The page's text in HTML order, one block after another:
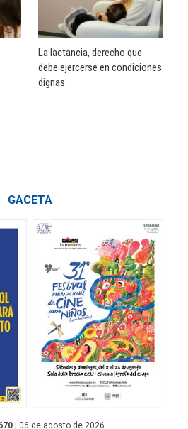
La lactancia, derecho que
debe ejercerse en condiciones
dignas
GACETA
| 06 de agosto de 2026